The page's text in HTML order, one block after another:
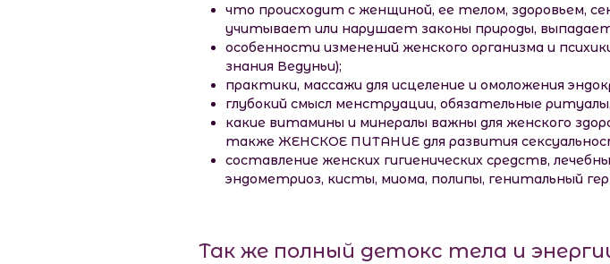
что происходит с женщиной, ее телом, здоровьем,
учитывает или нарушает законы природы,
особенности изменений женского организма и
знания Ведуньи);
практики, массажи для исцеление и омоложения
глубокий смысл менструации, обязательные
какие витамины и минералы важны для женского
также ЖЕНСКОЕ ПИТАНИЕ для развития
составление женских гигиенических средств,
эндометриоз, кисты, миома, полипы, генитальный
Так же полный детокс тела и